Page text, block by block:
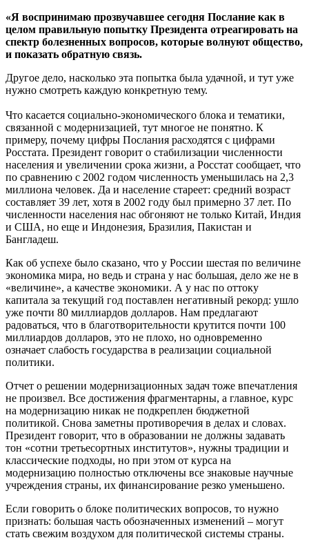
«Я воспринимаю прозвучавшее сегодня Послание как в
целом правильную попытку Президента отреагировать на
спектр болезненных вопросов, которые волнуют общество,
и показать обратную связь.
Другое дело, насколько эта попытка была удачной, и тут уже
нужно смотреть каждую конкретную тему.
Что касается социально-экономического блока и тематики,
связанной с модернизацией, тут многое не понятно. К
примеру, почему цифры Послания расходятся с цифрами
Росстата. Президент говорит о стабилизации численности
населения и увеличении срока жизни, а Росстат сообщает, что
по сравнению с 2002 годом численность уменьшилась на 2,3
миллиона человек. Да и население стареет: средний возраст
составляет 39 лет, хотя в 2002 году был примерно 37 лет. По
численности населения нас обгоняют не только Китай, Индия
и США, но еще и Индонезия, Бразилия, Пакистан и
Бангладеш.
Как об успехе было сказано, что у России шестая по величине
экономика мира, но ведь и страна у нас большая, дело же не в
«величине», а качестве экономики. А у нас по оттоку
капитала за текущий год поставлен негативный рекорд: ушло
уже почти 80 миллиардов долларов. Нам предлагают
радоваться, что в благотворительности крутится почти 100
миллиардов долларов, это не плохо, но одновременно
означает слабость государства в реализации социальной
политики.
Отчет о решении модернизационных задач тоже впечатления
не произвел. Все достижения фрагментарны, а главное, курс
на модернизацию никак не подкреплен бюджетной
политикой. Снова заметны противоречия в делах и словах.
Президент говорит, что в образовании не должны задавать
тон «сотни третьесортных институтов», нужны традиции и
классические подходы, но при этом от курса на
модернизацию полностью отключены все знаковые научные
учреждения страны, их финансирование резко уменьшено.
Если говорить о блоке политических вопросов, то нужно
признать: большая часть обозначенных изменений – могут
стать свежим воздухом для политической системы страны.